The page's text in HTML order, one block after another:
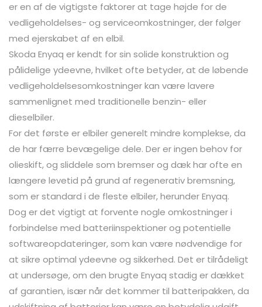
er en af de vigtigste faktorer at tage højde for de
vedligeholdelses- og serviceomkostninger, der følger
med ejerskabet af en elbil.
Skoda Enyaq er kendt for sin solide konstruktion og
pålidelige ydeevne, hvilket ofte betyder, at de løbende
vedligeholdelsesomkostninger kan være lavere
sammenlignet med traditionelle benzin- eller
dieselbiler.
For det første er elbiler generelt mindre komplekse, da
de har færre bevægelige dele. Der er ingen behov for
olieskift, og sliddele som bremser og dæk har ofte en
længere levetid på grund af regenerativ bremsning,
som er standard i de fleste elbiler, herunder Enyaq.
Dog er det vigtigt at forvente nogle omkostninger i
forbindelse med batteriinspektioner og potentielle
softwareopdateringer, som kan være nødvendige for
at sikre optimal ydeevne og sikkerhed. Det er tilrådeligt
at undersøge, om den brugte Enyaq stadig er dækket
af garantien, især når det kommer til batteripakken, da